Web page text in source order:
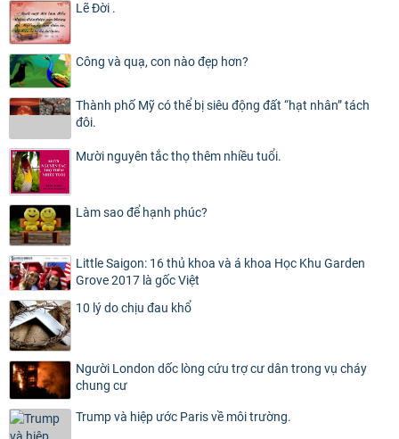
Lẽ Đời .
Công và quạ, con nào đẹp hơn?
Thành phố Mỹ có thể bị siêu động đất “hạt nhân” tách
đôi.
Mười nguyên tắc thọ thêm nhiều tuổi.
Làm sao để hạnh phúc?
Little Saigon: 16 thủ khoa và á khoa Học Khu Garden
Grove 2017 là gốc Việt
10 lý do chịu đau khổ
Người London dốc lòng cứu trợ cư dân trong vụ cháy
chung cư
Trump và hiệp ước Paris về môi trường.